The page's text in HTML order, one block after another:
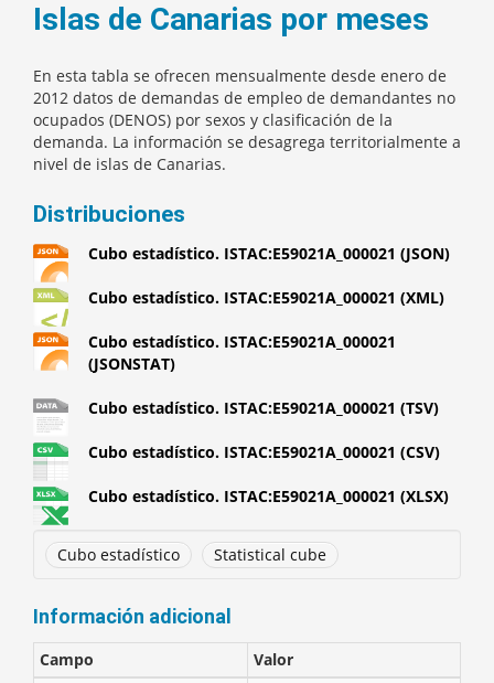
Islas de Canarias por meses
En esta tabla se ofrecen mensualmente desde enero de
2012 datos de demandas de empleo de demandantes no
ocupados (DENOS) por sexos y clasificación de la
demanda. La información se desagrega territorialmente a
nivel de islas de Canarias.
Distribuciones
Cubo estadístico. ISTAC:E59021A_000021 (JSON)
Cubo estadístico. ISTAC:E59021A_000021 (XML)
Cubo estadístico. ISTAC:E59021A_000021
(JSONSTAT)
Cubo estadístico. ISTAC:E59021A_000021 (TSV)
Cubo estadístico. ISTAC:E59021A_000021 (CSV)
Cubo estadístico. ISTAC:E59021A_000021 (XLSX)
Cubo estadístico Statistical cube
Información adicional
Campo
Valor